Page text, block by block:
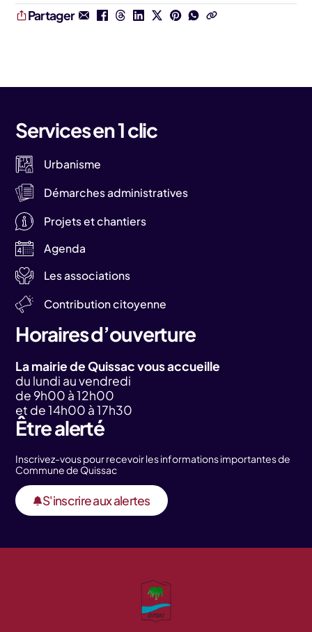
Partager
Services en 1 clic
Urbanisme
Démarches administratives
Projets et chantiers
Agenda
Les associations
Contribution citoyenne
Horaires d’ouverture
La mairie de Quissac vous accueille
du lundi au vendredi
de 9h00 à 12h00
et de 14h00 à 17h30
Être alerté
Inscrivez-vous pour recevoir les informations importantes de
Commune de Quissac
S'inscrire aux alertes